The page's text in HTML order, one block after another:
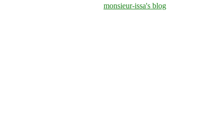
monsieur-issa's blog